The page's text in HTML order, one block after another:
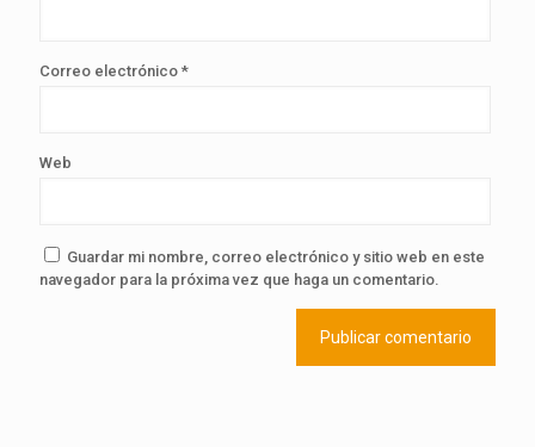
Correo electrónico *
Web
Guardar mi nombre, correo electrónico y sitio web en este
navegador para la próxima vez que haga un comentario.